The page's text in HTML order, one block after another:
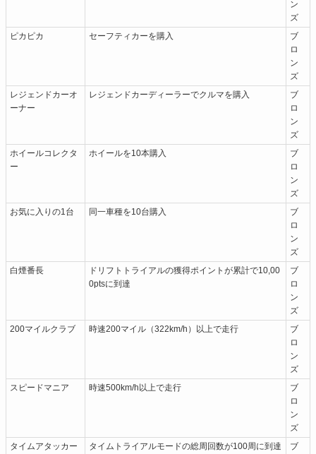
ン
ズ
ピカピカ
セーフティカーを購入
ブ
ロ
ン
ズ
レジェンドカーオ
ーナー
レジェンドカーディーラーでクルマを購入
ブ
ロ
ン
ズ
ホイールコレクタ
ー
ホイールを10本購入
ブ
ロ
ン
ズ
お気に入りの1台
同一車種を10台購入
ブ
ロ
ン
ズ
白煙番長
ドリフトトライアルの獲得ポイントが累計で10,00
0ptsに到達
ブ
ロ
ン
ズ
200マイルクラブ
時速200マイル（322km/h）以上で走行
ブ
ロ
ン
ズ
スピードマニア
時速500km/h以上で走行
ブ
ロ
ン
ズ
タイムアタッカー
タイムトライアルモードの総周回数が100周に到達
ブ